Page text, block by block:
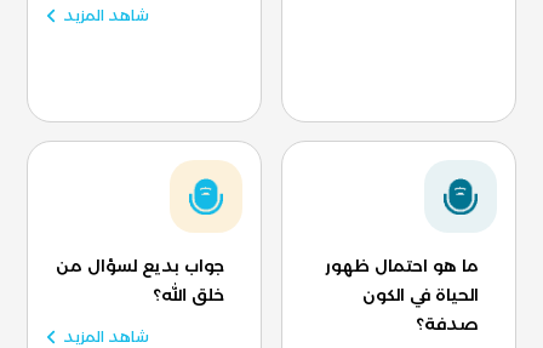
شاهد المزيد
ما هو احتمال ظهور
الحياة في الكون
صدفة؟
جواب بديع لسؤال من
خلق الله؟
شاهد المزيد